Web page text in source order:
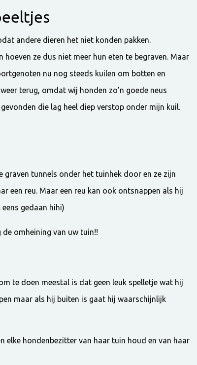
andere dieren het niet konden pakken.
ze dus niet meer hun eten te begraven. Maar
nu nog steeds kuilen om botten en
terug, omdat wij honden zo’n goede neus
die lag heel diep verstop onder mijn kuil.
graven tunnels onder het tuinhek door en ze zijn
een reu. Maar een reu kan ook ontsnappen als hij
gedaan hihi)
omheining van uw tuin!!
te doen meestal is dat geen leuk spelletje wat hij
maar als hij buiten is gaat hij waarschijnlijk
elke hondenbezitter van haar tuin houd en van haar